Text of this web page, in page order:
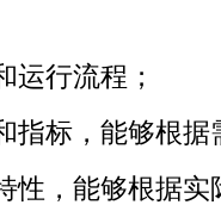
运行流程；
指标，能够根据
性，能够根据